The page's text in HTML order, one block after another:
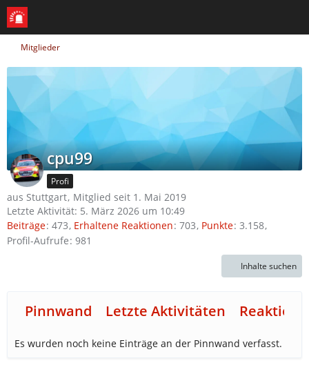
Mitglieder
cpu99
Profi
aus Stuttgart Mitglied seit 1. Mai 2019
Letzte Aktivität: 5. März 2026 um 10:49
Beiträge 473 Erhaltene Reaktionen 703 Punkte 3.158
Profil-Aufrufe 981
Inhalte suchen
Pinnwand Letzte Aktivitäten
Es wurden noch keine Einträge an der Pinnwand verfasst.